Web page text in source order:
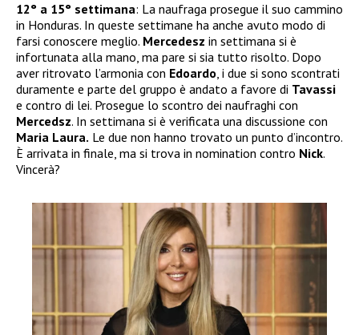
12° a 15° settimana: La naufraga prosegue il suo cammino
in Honduras. In queste settimane ha anche avuto modo di
farsi conoscere meglio. Mercedesz in settimana si è
infortunata alla mano, ma pare si sia tutto risolto. Dopo
aver ritrovato l’armonia con Edoardo, i due si sono scontrati
duramente e parte del gruppo è andato a favore di Tavassi
e contro di lei. Prosegue lo scontro dei naufraghi con
Mercedsz. In settimana si è verificata una discussione con
Maria Laura. Le due non hanno trovato un punto d’incontro.
È arrivata in finale, ma si trova in nomination contro Nick.
Vincerà?